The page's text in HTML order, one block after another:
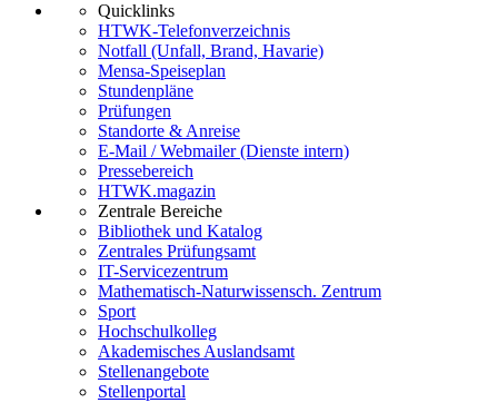
Quicklinks
HTWK-Telefonverzeichnis
Notfall (Unfall, Brand, Havarie)
Mensa-Speiseplan
Stundenpläne
Prüfungen
Standorte & Anreise
E-Mail / Webmailer (Dienste intern)
Pressebereich
HTWK.magazin
Zentrale Bereiche
Bibliothek und Katalog
Zentrales Prüfungsamt
IT-Servicezentrum
Mathematisch-Naturwissensch. Zentrum
Sport
Hochschulkolleg
Akademisches Auslandsamt
Stellenangebote
Stellenportal